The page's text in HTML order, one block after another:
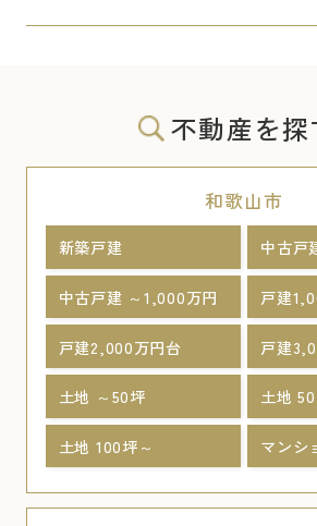
不動産を探
和歌山市
新築戸建 中古戸
中古戸建 ～1,000万円 戸建
戸建2,000万円台 戸建
土地 ～50坪 土地
土地 100坪～ マンシ